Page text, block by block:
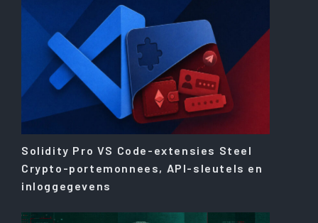
Solidity Pro VS Code-extensies Steel
Crypto-portemonnees, API-sleutels en
inloggegevens